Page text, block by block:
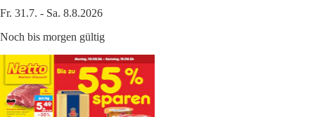
Fr. 31.7. - Sa. 8.8.2026
Noch bis morgen gültig